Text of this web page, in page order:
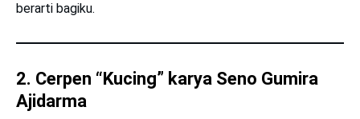
berarti bagiku.
2. Cerpen “Kucing” karya Seno Gumira
Ajidarma